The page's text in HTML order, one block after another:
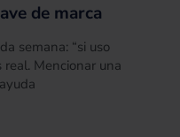
de marca
semana: “si uso
real. Mencionar una